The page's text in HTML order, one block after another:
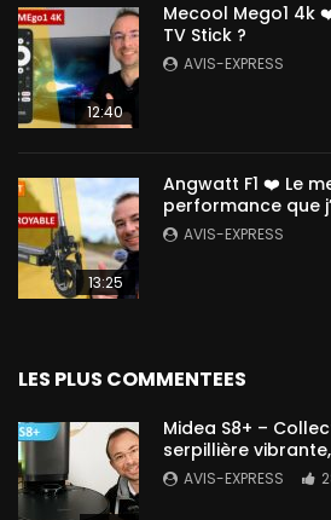
12:40
Mecool Mego1 4k
TV Stick ?
AVIS-EXPRESS
13:25
Angwatt F1 ❤️ Le
performance que
AVIS-EXPRESS
LES PLUS COMMENTEES
Midea S8+ –
serpillière vibrante,
AVIS-EXPRESS